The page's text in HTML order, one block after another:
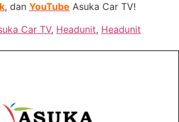
, dan YouTube Asuka Car TV!
Car TV, Headunit, Headunit